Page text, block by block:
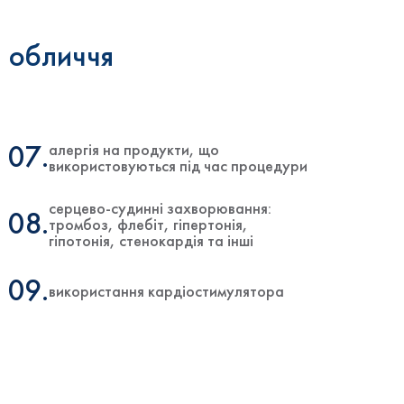
07.алергія на продукти, що
використовуються під час процедури
08.
серцево-судинні захворювання:
тромбоз, флебіт, гіпертонія,
гіпотонія, стенокардія та інші
09.використання кардіостимулятора